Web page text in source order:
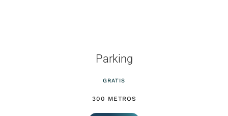
Parking
GRATIS
300 METROS